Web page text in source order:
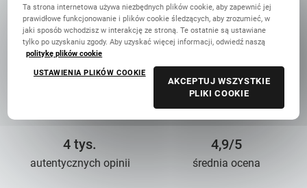
13 lat troski 90 mln+
4 tys.
autentycznych opinii
4,9/5
średnia ocena
Ta strona internetowa używa niezbędnych plików cookie, aby zapewnić jej
prawidłowe funkcjonowanie i plików cookie śledzących, aby zrozumieć, w
jaki sposób wchodzisz w interakcję ze stroną. Te ostatnie są ustawiane
tylko po uzyskaniu zgody. Aby uzyskać więcej informacji, odwiedź naszą
politykę plików cookie
USTAWIENIA PLIKÓW COOKIE
AKCEPTUJ WSZYSTKIE
PLIKI COOKIE